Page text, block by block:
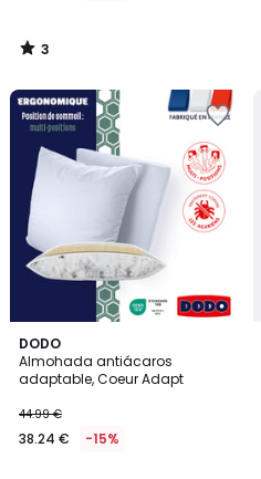
3
/
DODO
Almohada antiácaros
adaptable, Coeur Adapt
44.99 €
38.24 € -15%
3
/
5